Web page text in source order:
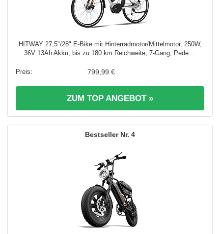
HITWAY 27,5"/28" E-Bike mit Hinterradmotor/Mittelmotor, 250W,
36V 13Ah Akku, bis zu 180 km Reichweite, 7-Gang, Pede ...
799,99 €
ZUM TOP ANGEBOT »
4